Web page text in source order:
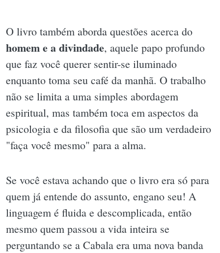
O livro também aborda questões acerca do
homem e a divindade, aquele papo profundo
que faz você querer sentir-se iluminado
enquanto toma seu café da manhã. O trabalho
não se limita a uma simples abordagem
espiritual, mas também toca em aspectos da
psicologia e da filosofia que são um verdadeiro
"faça você mesmo" para a alma.
Se você estava achando que o livro era só para
quem já entende do assunto, engano seu! A
linguagem é fluida e descomplicada, então
mesmo quem passou a vida inteira se
perguntando se a Cabala era uma nova banda